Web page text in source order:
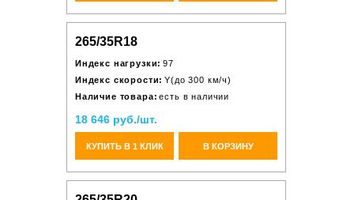
265/35R18
Индекс нагрузки: 97
Индекс скорости: Y(до 300 км/ч)
Наличие товара: есть в наличии
18 646 руб./шт.
КУПИТЬ В 1 КЛИК В КОРЗИНУ